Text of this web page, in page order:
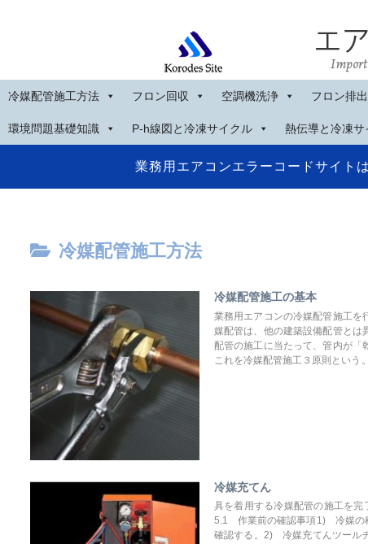
冷媒配管施工方法 フロン回収 空調機洗浄 フロン排
環境問題基礎知識 P-h線図と冷凍サイクル 熱伝導と冷凍サ
業務用エアコンエラーコードサイト
冷媒配管施工方法
冷媒配管施工の基本
業務用エアコンの冷媒配管施工を
媒配管は、他の建築設備配管とは
配管の施工に当たって、管内が「
これを冷媒配管施工３原則とい
冷媒充てん
具を着用する冷媒配管の施工を
5.1 作業前の確認事項1) 冷媒の
確認する。2) 冷媒充てんツール